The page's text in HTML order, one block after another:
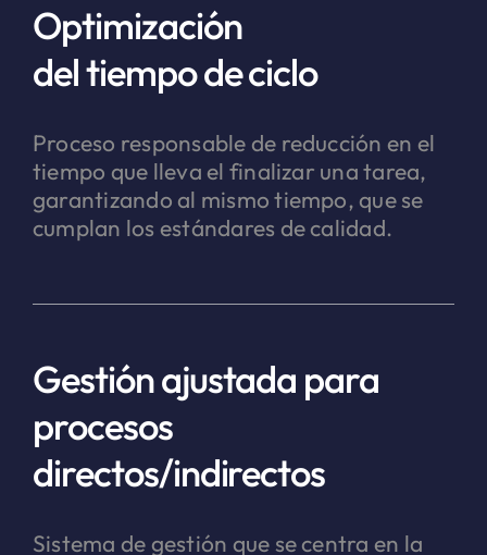
Optimización
del tiempo de ciclo
Proceso responsable de reducción en el
tiempo que lleva el finalizar una tarea,
garantizando al mismo tiempo, que se
cumplan los estándares de calidad.
Gestión ajustada para
procesos
directos/indirectos
Sistema de gestión que se centra en la